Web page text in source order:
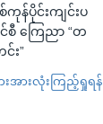
န်ပိုင်းကျင်းပ
ကြေညာ “တ
း”
အားလုံးကြည့်ရှုရန်